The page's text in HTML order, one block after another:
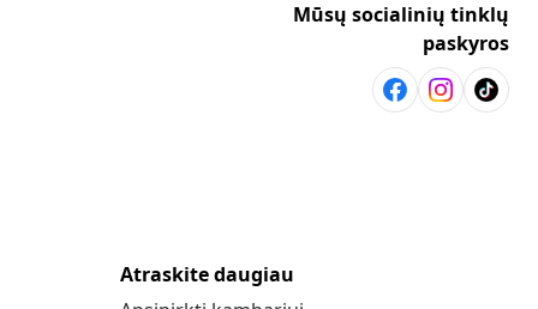
Mūsų socialinių tinklų
paskyros
Atraskite daugiau